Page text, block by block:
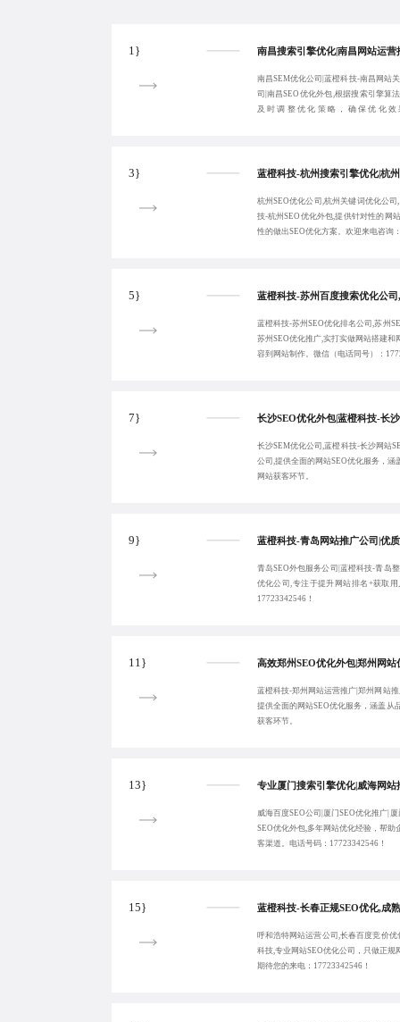
1}
南昌SEM优化公司|蓝橙科技-南昌网站
司|南昌SEO优化外包,根据搜索引擎算
及时调整优化策略，确保优化
3}
杭州SEO优化公司,杭州关键词优化公
技-杭州SEO优化外包,提供针对性的网
性的做出SEO优化方案。欢迎来电咨询
5}
蓝橙科技-苏州SEO优化排名公司,苏州
苏州SEO优化推广,实打实做网站搭建和
容到网站制作。微信（电话同号）：
7}
长沙SEM优化公司,蓝橙科技-长沙网站
公司,提供全面的网站SEO优化服务，涵
网站获客环节。
9}
青岛SEO外包服务公司|蓝橙科技-青岛
优化公司,专注于提升网站排名+获取
17723342546！
11}
蓝橙科技-郑州网站运营推广|郑州网站
提供全面的网站SEO优化服务，涵盖从
获客环节。
13}
威海百度SEO公司|厦门SEO优化推广|
SEO优化外包,多年网站优化经验，帮助
客渠道。电话号码：17723342546！
15}
呼和浩特网站运营公司,长春百度竞价
科技,专业网站SEO优化公司，只做正规
期待您的来电：17723342546！